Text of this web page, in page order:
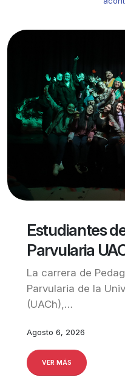
Estudiantes
Parvularia
La carrera de
Parvularia de la
(UACh),…
Agosto 6, 2026
VER MÁS